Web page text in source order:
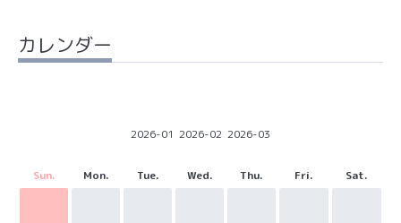
カレンダー
2026-01 2026-02 2026-03
Sun. Mon. Tue. Wed. Thu. Fri. Sat.